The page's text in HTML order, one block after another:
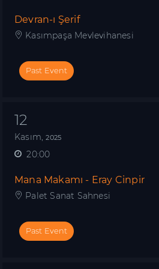
Devran-ı Şerif
Kasımpaşa Mevlevihanesi
Past Event
12
Kasım,2025
20:00
Mana Makamı - Eray Cinpir
Palet Sanat Sahnesi
Past Event